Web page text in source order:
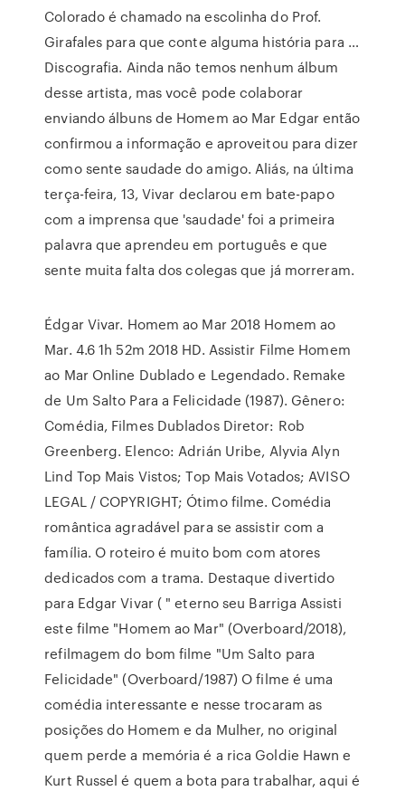
Colorado é chamado na escolinha do Prof.
Girafales para que conte alguma história para …
Discografia. Ainda não temos nenhum álbum
desse artista, mas você pode colaborar
enviando álbuns de Homem ao Mar Edgar então
confirmou a informação e aproveitou para dizer
como sente saudade do amigo. Aliás, na última
terça-feira, 13, Vivar declarou em bate-papo
com a imprensa que 'saudade' foi a primeira
palavra que aprendeu em português e que
sente muita falta dos colegas que já morreram.
Édgar Vivar. Homem ao Mar 2018 Homem ao
Mar. 4.6 1h 52m 2018 HD. Assistir Filme Homem
ao Mar Online Dublado e Legendado. Remake
de Um Salto Para a Felicidade (1987). Gênero:
Comédia, Filmes Dublados Diretor: Rob
Greenberg. Elenco: Adrián Uribe, Alyvia Alyn
Lind Top Mais Vistos; Top Mais Votados; AVISO
LEGAL / COPYRIGHT; Ótimo filme. Comédia
romântica agradável para se assistir com a
família. O roteiro é muito bom com atores
dedicados com a trama. Destaque divertido
para Edgar Vivar ( " eterno seu Barriga Assisti
este filme "Homem ao Mar" (Overboard/2018),
refilmagem do bom filme "Um Salto para
Felicidade" (Overboard/1987) O filme é uma
comédia interessante e nesse trocaram as
posições do Homem e da Mulher, no original
quem perde a memória é a rica Goldie Hawn e
Kurt Russel é quem a bota para trabalhar, aqui é